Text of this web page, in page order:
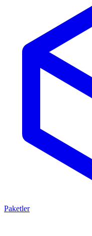
Paketler